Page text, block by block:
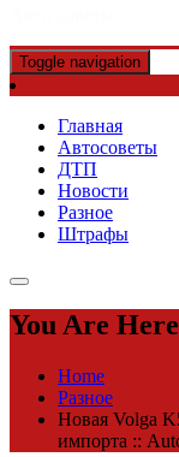
Toggle navigation
Главная
Автосоветы
ДТП
Новости
Разное
Штрафы
You Are Here
Home
Разное
Новая Volga
импорта ::